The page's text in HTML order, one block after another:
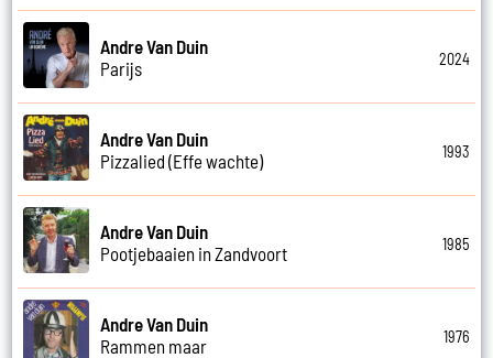
Andre Van Duin
Parijs
2024
Andre Van Duin
Pizzalied (Effe wachte)
1993
Andre Van Duin
Pootjebaaien in Zandvoort
1985
Andre Van Duin
Rammen maar
1976